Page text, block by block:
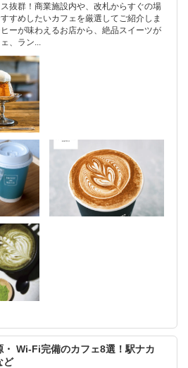
抜群！商業施設内や、改札からすぐの場
すめしたいカフェを厳選してご紹介しま
ーが味わえるお店から、絶品スイーツが
、ラン...
・ Wi-Fi完備のカフェ8選！駅ナカ
ど